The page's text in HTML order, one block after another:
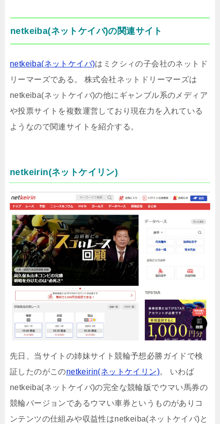
netkeiba(ネットケイバ)の関連サイト
netkeiba(ネットケイバ)はミクシィの子会社のネットド
リーマーズである。 株式会社ネットドリーマーズは
netkeiba(ネットケイバ)の他にギャンブル系のメディア
や投票サイトを複数運営しており現在力を入れている
ようなので関連サイトを紹介する。
netkeirin(ネットケイリン)
先日、当サイトの姉妹サイト競輪予想必勝ガイドで検
証したのがこのnetkeirin(ネットケイリン)。 いわば
netkeiba(ネットケイバ)の完全な競輪版でウマい馬券の
競輪バージョンであるウマい車券というものがありコ
ンテンツの仕組みや収益性はnetkeiba(ネットケイバ)と